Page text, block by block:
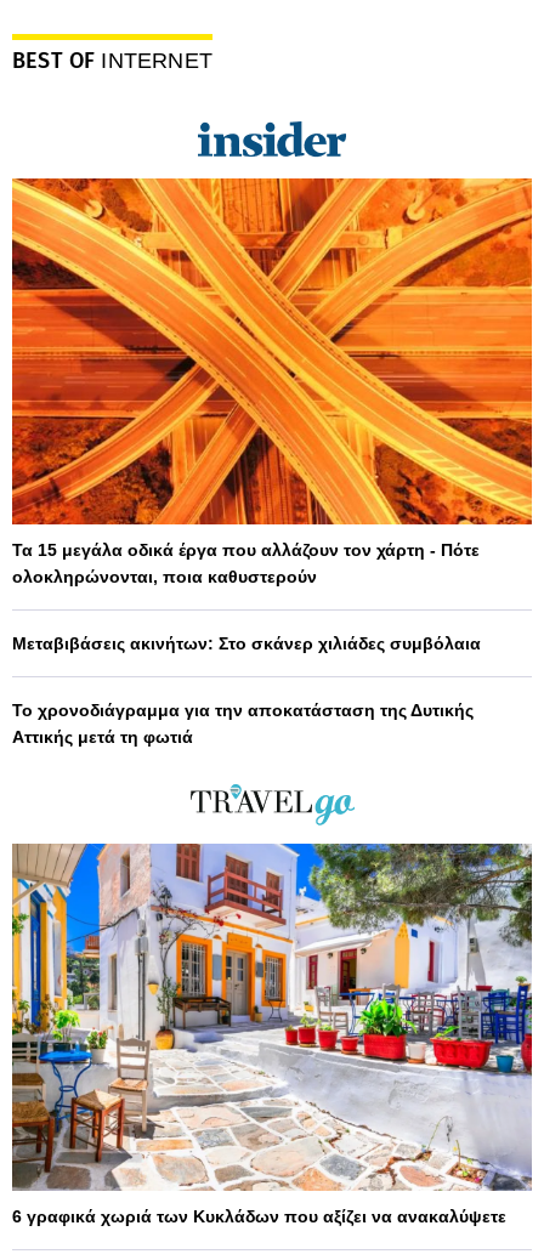
BEST OF INTERNET
Τα 15 μεγάλα οδικά έργα που αλλάζουν τον χάρτη - Πότε
ολοκληρώνονται, ποια καθυστερούν
Μεταβιβάσεις ακινήτων: Στο σκάνερ χιλιάδες συμβόλαια
Το χρονοδιάγραμμα για την αποκατάσταση της Δυτικής
Αττικής μετά τη φωτιά
6 γραφικά χωριά των Κυκλάδων που αξίζει να ανακαλύψετε